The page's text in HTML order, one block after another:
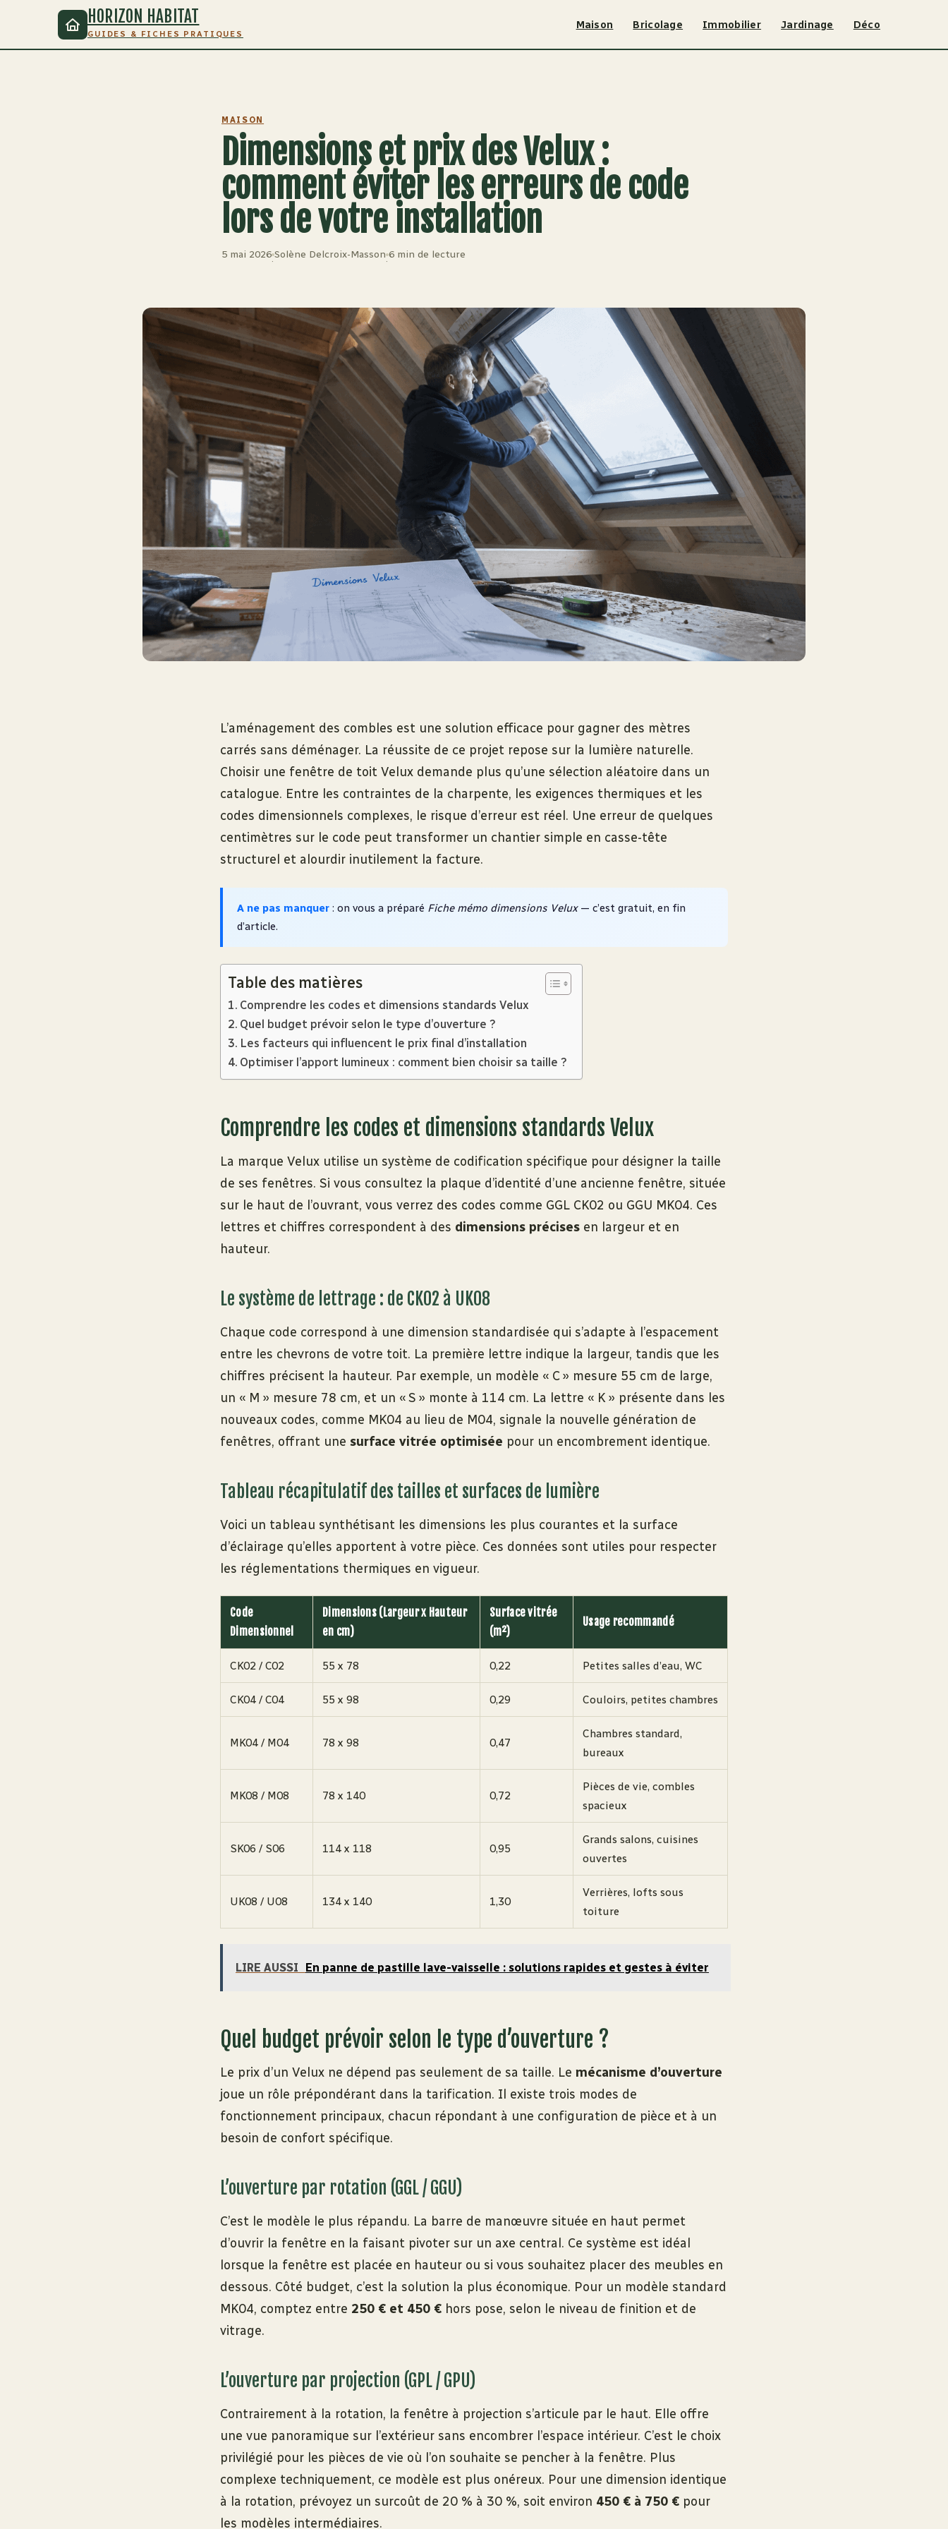
HORIZON HABITAT
GUIDES & FICHES PRATIQUES
Maison Bricolage Immobilier Jardinage Déco
MAISON
Dimensions et prix des Velux :
comment éviter les erreurs de code
lors de votre installation
5 mai 2026
·
Solène Delcroix-Masson
·
6 min de lecture
L’aménagement des combles est une solution efficace pour gagner des mètres
carrés sans déménager. La réussite de ce projet repose sur la lumière naturelle.
Choisir une fenêtre de toit Velux demande plus qu’une sélection aléatoire dans un
catalogue. Entre les contraintes de la charpente, les exigences thermiques et les
codes dimensionnels complexes, le risque d’erreur est réel. Une erreur de quelques
centimètres sur le code peut transformer un chantier simple en casse-tête
structurel et alourdir inutilement la facture.
A ne pas manquer : on vous a préparé Fiche mémo dimensions Velux— c’est gratuit, en fin
d’article.
Table des matières
Comprendre les codes et dimensions standards Velux
Quel budget prévoir selon le type d’ouverture ?
Les facteurs qui influencent le prix final d’installation
Optimiser l’apport lumineux : comment bien choisir sa taille ?
Comprendre les codes et dimensions standards Velux
La marque Velux utilise un système de codification spécifique pour désigner la taille
de ses fenêtres. Si vous consultez la plaque d’identité d’une ancienne fenêtre, située
sur le haut de l’ouvrant, vous verrez des codes comme GGL CK02 ou GGU MK04. Ces
lettres et chiffres correspondent à des dimensions précises en largeur et en
hauteur.
Le système de lettrage : de CK02 à UK08
Chaque code correspond à une dimension standardisée qui s’adapte à l’espacement
entre les chevrons de votre toit. La première lettre indique la largeur, tandis que les
chiffres précisent la hauteur. Par exemple, un modèle « C » mesure 55 cm de large,
un « M » mesure 78 cm, et un « S » monte à 114 cm. La lettre « K » présente dans les
nouveaux codes, comme MK04 au lieu de M04, signale la nouvelle génération de
fenêtres, offrant une surface vitrée optimisée pour un encombrement identique.
Tableau récapitulatif des tailles et surfaces de lumière
Voici un tableau synthétisant les dimensions les plus courantes et la surface
d’éclairage qu’elles apportent à votre pièce. Ces données sont utiles pour respecter
les réglementations thermiques en vigueur.
Code
Dimensionnel
Dimensions (Largeur x Hauteur
en cm)
Surface vitrée
(m²)
Usage recommandé
CK02 / C02 55 x 78 0,22 Petites salles d’eau, WC
CK04 / C04 55 x 98 0,29 Couloirs, petites chambres
MK04 / M04 78 x 98 0,47
Chambres standard,
bureaux
MK08 / M08 78 x 140 0,72
Pièces de vie, combles
spacieux
SK06 / S06 114 x 118 0,95
Grands salons, cuisines
ouvertes
UK08 / U08 134 x 140 1,30
Verrières, lofts sous
toiture
LIRE AUSSI En panne de pastille lave-vaisselle : solutions rapides et gestes à éviter
Quel budget prévoir selon le type d’ouverture ?
Le prix d’un Velux ne dépend pas seulement de sa taille. Le mécanisme d’ouverture
joue un rôle prépondérant dans la tarification. Il existe trois modes de
fonctionnement principaux, chacun répondant à une configuration de pièce et à un
besoin de confort spécifique.
L’ouverture par rotation (GGL / GGU)
C’est le modèle le plus répandu. La barre de manœuvre située en haut permet
d’ouvrir la fenêtre en la faisant pivoter sur un axe central. Ce système est idéal
lorsque la fenêtre est placée en hauteur ou si vous souhaitez placer des meubles en
dessous. Côté budget, c’est la solution la plus économique. Pour un modèle standard
MK04, comptez entre 250 € et 450 € hors pose, selon le niveau de finition et de
vitrage.
L’ouverture par projection (GPL / GPU)
Contrairement à la rotation, la fenêtre à projection s’articule par le haut. Elle offre
une vue panoramique sur l’extérieur sans encombrer l’espace intérieur. C’est le choix
privilégié pour les pièces de vie où l’on souhaite se pencher à la fenêtre. Plus
complexe techniquement, ce modèle est plus onéreux. Pour une dimension identique
à la rotation, prévoyez un surcoût de 20 % à 30 %, soit environ 450 € à 750 € pour
les modèles intermédiaires.